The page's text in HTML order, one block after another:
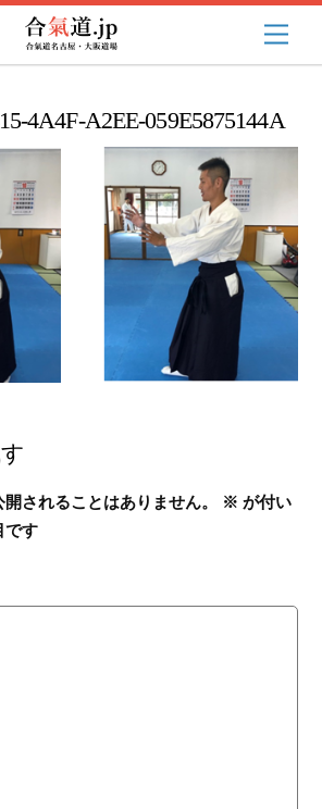
4A4F-A2EE-059E5875144A
されることはありません。 ※ が付い
です